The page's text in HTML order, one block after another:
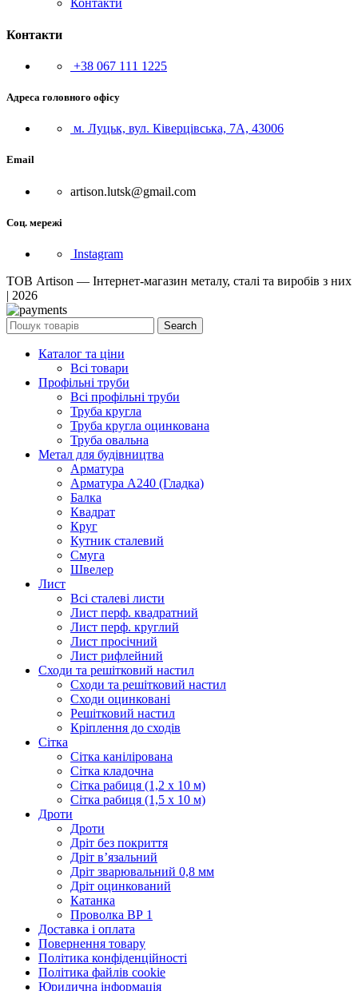
Контакти
Контакти
+38 067 111 1225
Адреса головного офісу
м. Луцьк, вул. Ківерцівська, 7А, 43006
Email
artison.lutsk@gmail.com
Соц. мережі
Instagram
ТОВ Artison — Інтернет-магазин металу, сталі та виробів з них
| 2026
Search
Каталог та ціни
Всі товари
Профільні труби
Всі профільні труби
Труба кругла
Труба кругла оцинкована
Труба овальна
Метал для будівництва
Арматура
Арматура А240 (Гладка)
Балка
Квадрат
Круг
Кутник сталевий
Смуга
Швелер
Лист
Всі сталеві листи
Лист перф. квадратний
Лист перф. круглий
Лист просічний
Лист рифлейний
Сходи та решітковий настил
Сходи та решітковий настил
Сходи оцинковані
Решітковий настил
Кріплення до сходів
Сітка
Сітка канілірована
Сітка кладочна
Сітка рабиця (1,2 x 10 м)
Сітка рабиця (1,5 x 10 м)
Дроти
Дроти
Дріт без покриття
Дріт в’язальний
Дріт зварювальний 0,8 мм
Дріт оцинкований
Катанка
Проволка ВР 1
Доставка і оплата
Повернення товару
Політика конфіденційності
Політика файлів cookie
Юридична інформація